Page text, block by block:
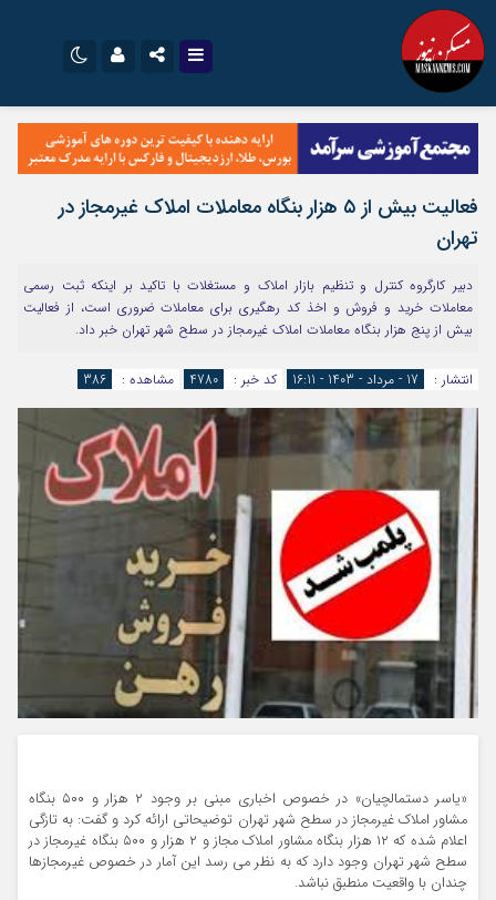
اینستاگرام
تلگرام
سروش
ایتا
آپارات
اپلیکیشن
نام کاربری یا نشانی ایمیل
رمز عبور
مرا به خاطر بسپار
فعالیت بیش از ۵ هزار بنگاه معاملات املاک غیرمجاز در
تهران
دبیر کارگروه کنترل و تنظیم بازار املاک و مستغلات با تاکید بر اینکه ثبت رسمی
معاملات خرید و فروش و اخذ کد رهگیری برای معاملات ضروری است، از فعالیت
بیش از پنج هزار بنگاه معاملات املاک غیرمجاز در سطح شهر تهران خبر داد.
انتشار : 17 - مرداد - 1403 - 16:11 کد خبر : 4780 مشاهده : 386
«یاسر دستمالچیان» در خصوص اخباری مبنی بر وجود ۲ هزار و ۵۰۰ بنگاه
مشاور املاک غیرمجاز در سطح شهر تهران توضیحاتی ارائه کرد و گفت: به تازگی
اعلام شده که ۱۲ هزار بنگاه مشاور املاک مجاز و ۲ هزار و ۵۰۰ بنگاه غیرمجاز در
سطح شهر تهران وجود دارد که به نظر می رسد این آمار در خصوص غیرمجازها
چندان با واقعیت منطبق نباشد.